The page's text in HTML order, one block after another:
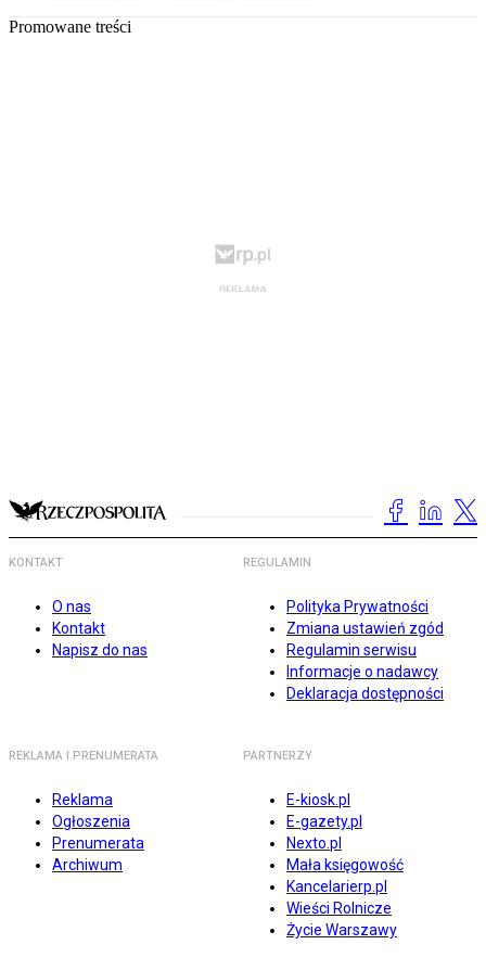
Promowane treści
KONTAKT
O nas
Kontakt
Napisz do nas
REGULAMIN
Polityka Prywatności
Zmiana ustawień zgód
Regulamin serwisu
Informacje o nadawcy
Deklaracja dostępności
REKLAMA I PRENUMERATA
Reklama
Ogłoszenia
Prenumerata
Archiwum
PARTNERZY
E-kiosk.pl
E-gazety.pl
Nexto.pl
Mała księgowość
Kancelarierp.pl
Wieści Rolnicze
Życie Warszawy